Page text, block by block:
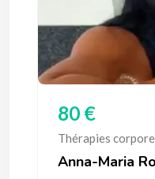
80 €
Thérapies
Anna-Maria